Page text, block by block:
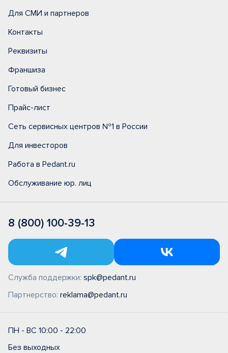
Для СМИ и партнеров
Контакты
Реквизиты
Франшиза
Готовый бизнес
Прайс-лист
Сеть сервисных центров №1 в России
Для инвесторов
Работа в Pedant.ru
Обслуживание юр. лиц
8 (800) 100-39-13
Служба поддержки: spk@pedant.ru
Партнерство: reklama@pedant.ru
ПН - ВС 10:00 - 22:00
Без выходных